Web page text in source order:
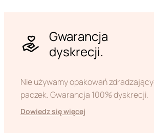
Gwarancja
dyskrecji.
Nie używamy opakowań
paczek. Gwarancja 100% dyskrecji.
Dowiedz się więcej